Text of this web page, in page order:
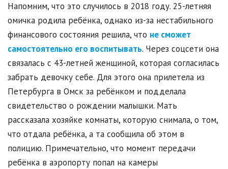
Напомним, что это случилось в 2018 году. 25-летняя
омичка родила ребёнка, однако из-за нестабильного
финансового состояния решила, что не сможет
самостоятельно его воспитывать. Через соцсети она
связалась с 43-летней женщиной, которая согласилась
забрать девочку себе. Для этого она прилетела из
Петербурга в Омск за ребёнком и подделала
свидетельство о рождении малышки. Мать
рассказала хозяйке комнаты, которую снимала, о том,
что отдала ребёнка, а та сообщила об этом в
полицию. Примечательно, что момент передачи
ребёнка в аэропорту попал на камеры